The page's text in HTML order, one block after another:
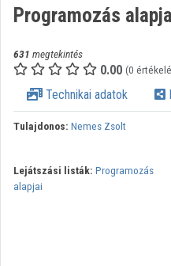
Intézményi listák
Intézmények
Programozás
631 megtekintés
0.00 (0
Technikai adatok
Tulajdonos: Nemes Zsolt
Lejátszási listák: Programozás
alapjai